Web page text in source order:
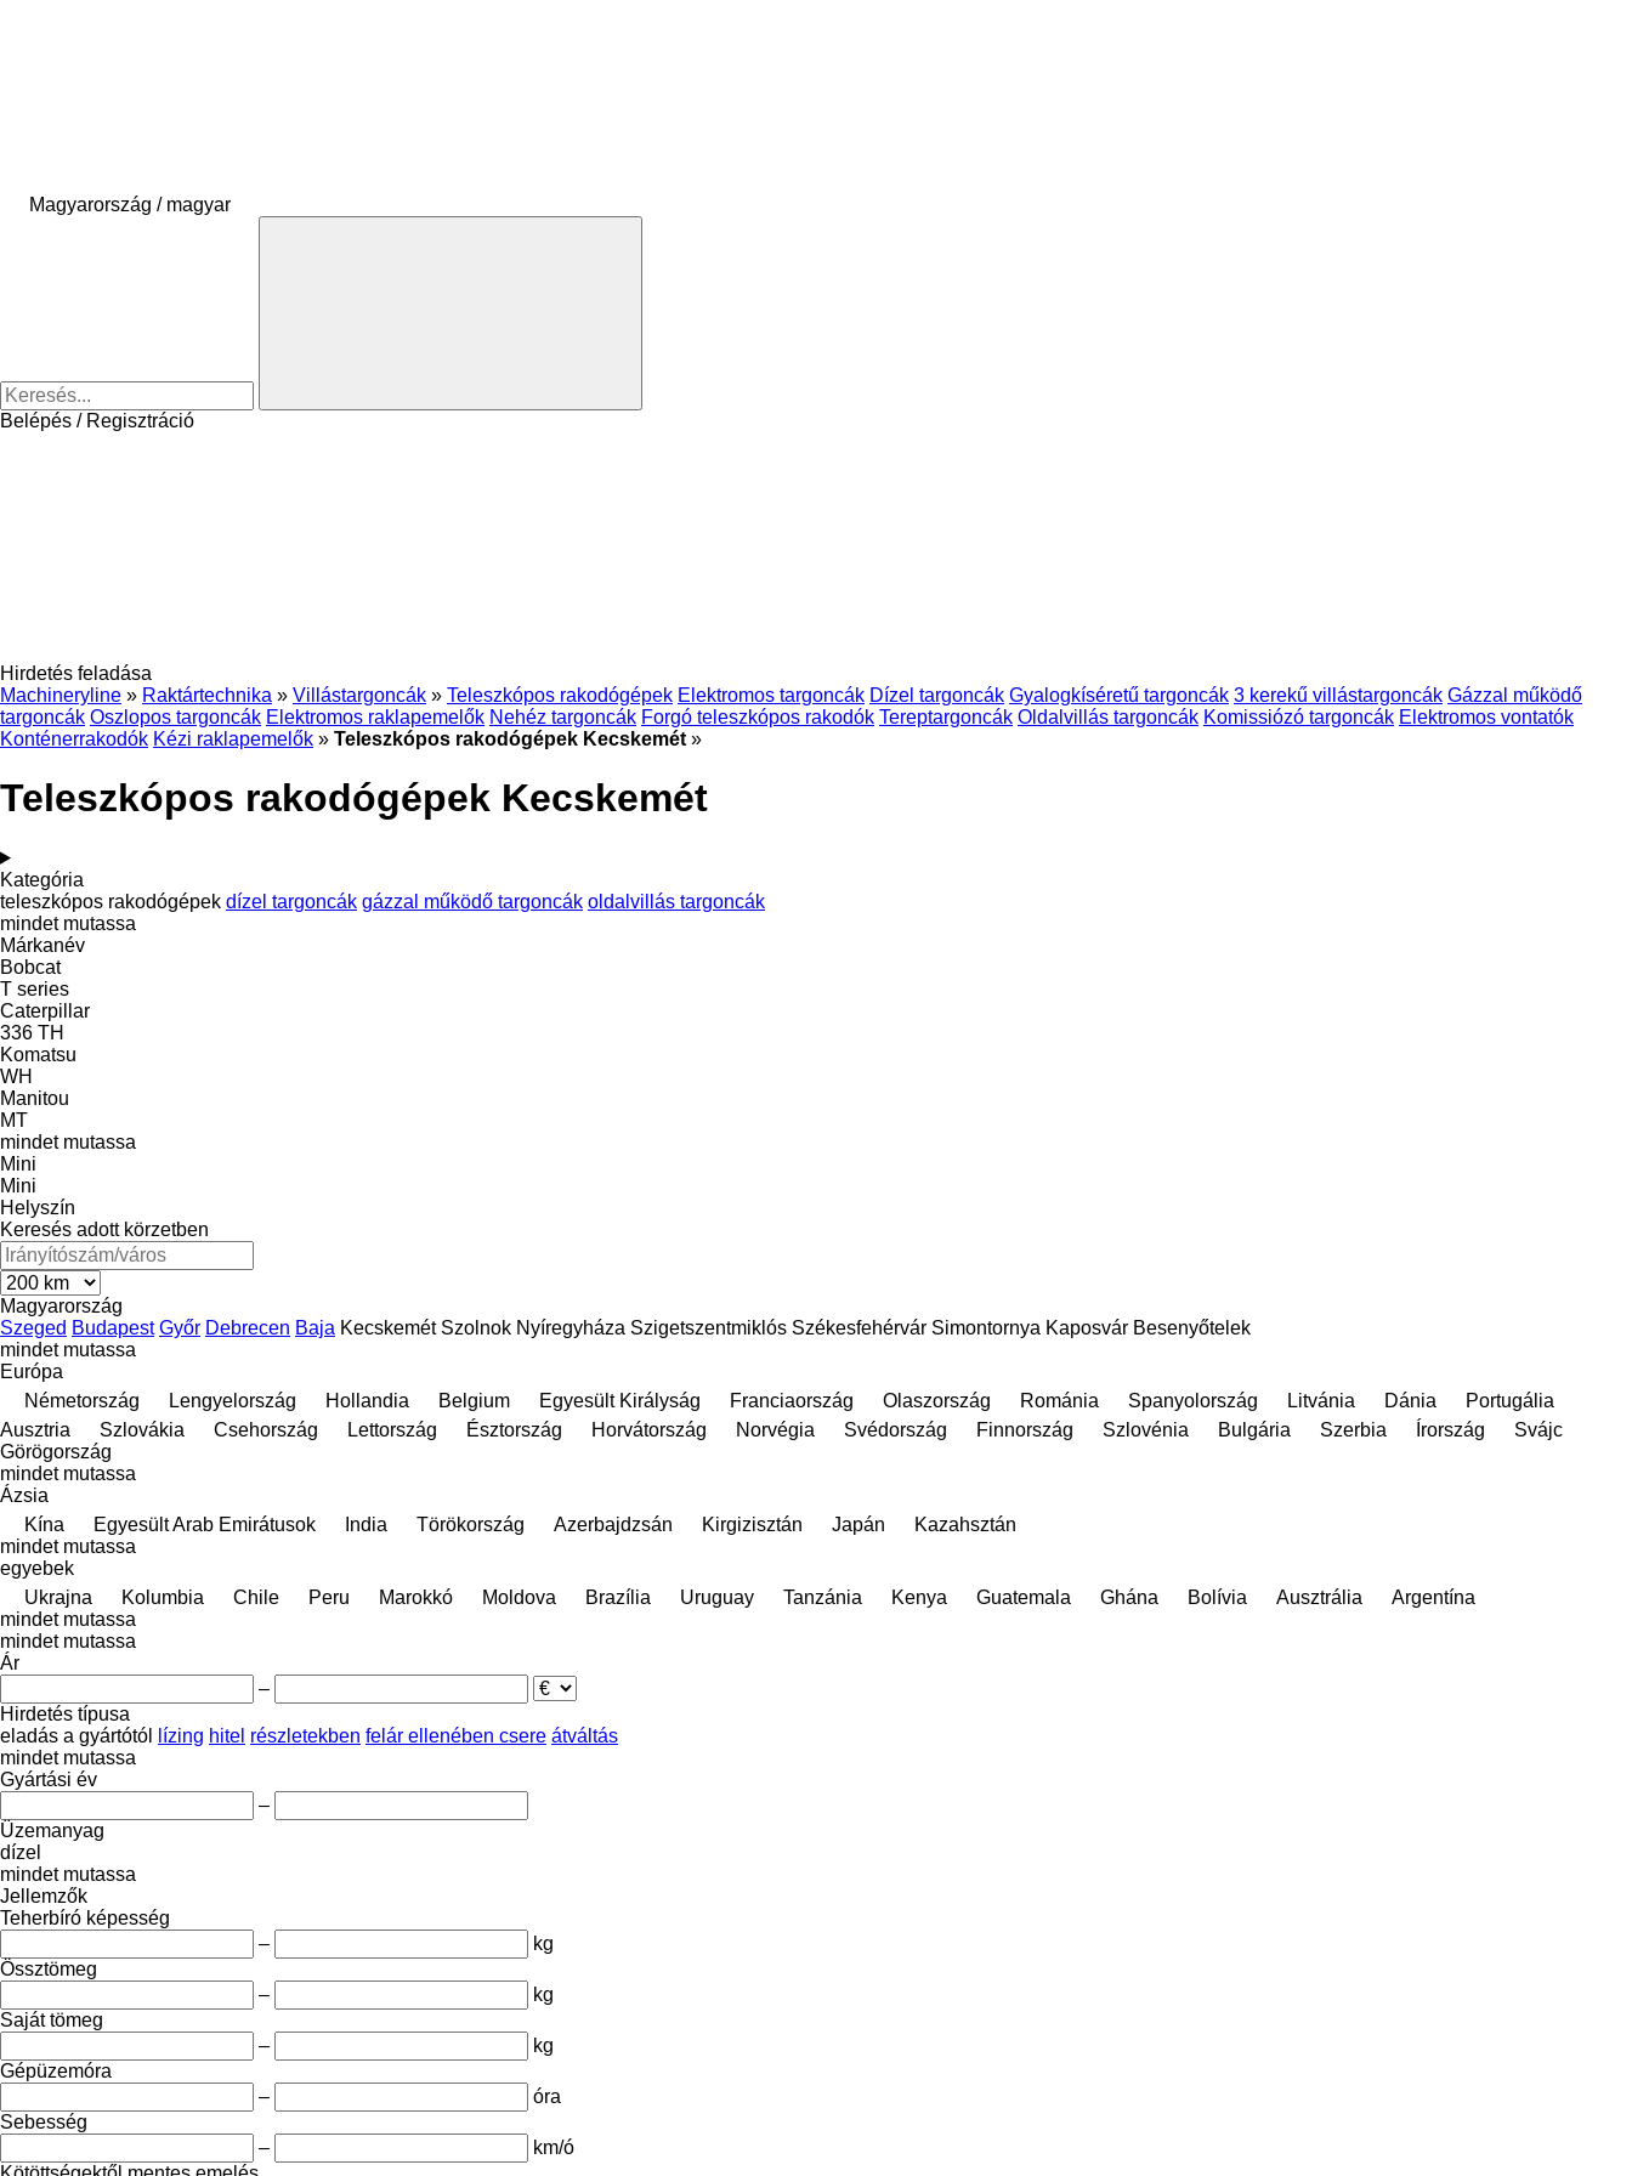
Magyarország / magyar
Belépés / Regisztráció
Hirdetés feladása
Machineryline » Raktártechnika » Villástargoncák » Teleszkópos rakodógépek Elektromos targoncák Dízel targoncák Gyalogkíséretű targoncák 3 kerekű villástargoncák Gázzal működő
targoncák Oszlopos targoncák Elektromos raklapemelők Nehéz targoncák Forgó teleszkópos rakodók Tereptargoncák Oldalvillás targoncák Komissiózó targoncák Elektromos vontatók
Konténerrakodók Kézi raklapemelők » Teleszkópos rakodógépek Kecskemét »
Teleszkópos rakodógépek Kecskemét
Kategória
teleszkópos rakodógépek dízel targoncák gázzal működő targoncák oldalvillás targoncák
mindet mutassa
Márkanév
Bobcat
T series
Caterpillar
336 TH
Komatsu
WH
Manitou
MT
mindet mutassa
Mini
Mini
Helyszín
Keresés adott körzetben
Magyarország
Szeged Budapest Győr Debrecen Baja Kecskemét Szolnok Nyíregyháza Szigetszentmiklós Székesfehérvár Simontornya Kaposvár Besenyőtelek
mindet mutassa
Európa
Németország
Lengyelország Hollandia Belgium Egyesült Királyság Franciaország Olaszország Románia Spanyolország Litvánia Dánia
Portugália
Ausztria
Szlovákia Csehország Lettország Észtország Horvátország Norvégia Svédország Finnország Szlovénia Bulgária Szerbia Írország
Svájc
Görögország
mindet mutassa
Ázsia
Kína
Egyesült Arab Emirátusok India Törökország Azerbajdzsán Kirgizisztán Japán
Kazahsztán
mindet mutassa
egyebek
Ukrajna
Kolumbia Chile Peru Marokkó Moldova Brazília Uruguay Tanzánia Kenya Guatemala Ghána Bolívia Ausztrália
Argentína
mindet mutassa
mindet mutassa
Ár
–
Hirdetés típusa
eladás a gyártótól lízing hitel részletekben felár ellenében csere átváltás
mindet mutassa
Gyártási év
–
Üzemanyag
dízel
mindet mutassa
Jellemzők
Teherbíró képesség
–
kg
Össztömeg
–
kg
Saját tömeg
–
kg
Gépüzemóra
–
óra
Sebesség
–
km/ó